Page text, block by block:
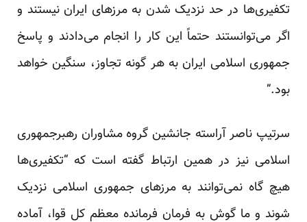
تکفیری‌ها در حد نزدیک شدن به مرزهای ایران نیستند و
اگر می‌توانستند حتماً این کار را انجام می‌دادند و پاسخ
جمهوری اسلامی ایران به هر گونه تجاوز، سنگین خواهد
بود.”
سرتیپ ناصر آراسته جانشین گروه مشاوران رهبرجمهوری
اسلامی نیز در همین ارتباط گفته است که “تکفیری‌ها
هیچ گاه نمی‌توانند به مرزهای جمهوری اسلامی نزدیک
شوند و ما گوش به فرمان فرمانده معظم کل قوا، آماده